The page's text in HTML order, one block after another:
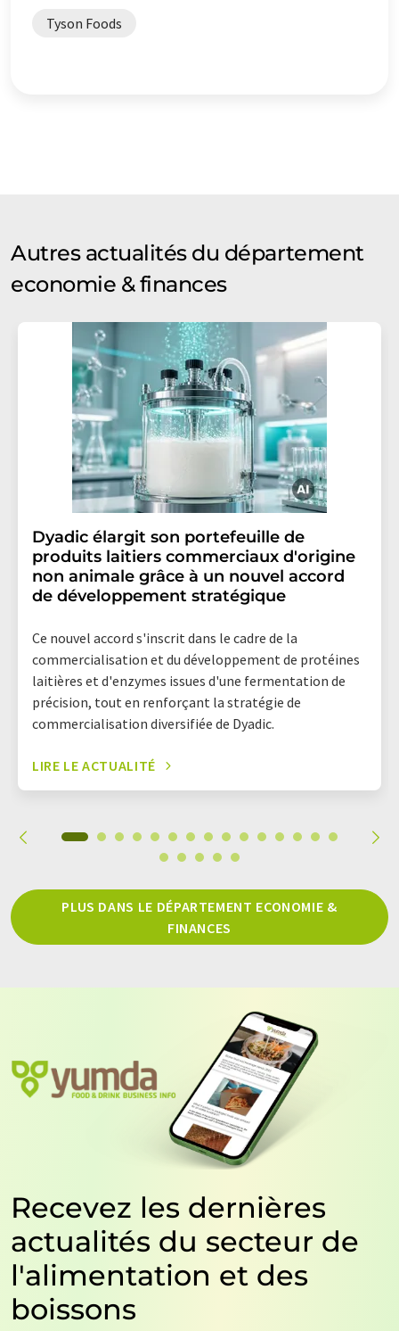
Tyson Foods
Autres actualités du département
economie & finances
Dyadic élargit son portefeuille de
produits laitiers commerciaux d'origine
non animale grâce à un nouvel accord
de développement stratégique
Ce nouvel accord s'inscrit dans le cadre de la
commercialisation et du développement de protéines
laitières et d'enzymes issues d'une fermentation de
précision, tout en renforçant la stratégie de
commercialisation diversifiée de Dyadic.
LIRE LE ACTUALITÉ
PLUS DANS LE DÉPARTEMENT ECONOMIE &
FINANCES
Recevez les dernières
actualités du secteur de
l'alimentation et des
boissons